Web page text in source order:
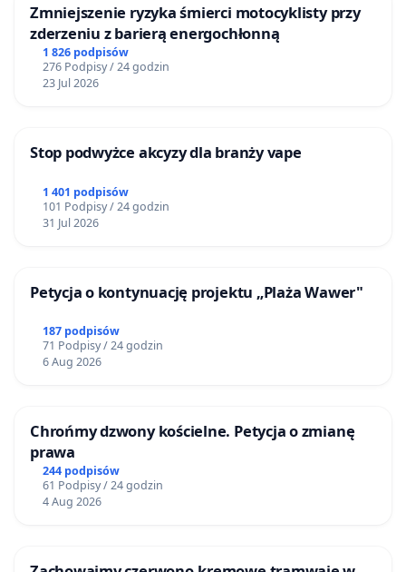
Zmniejszenie ryzyka śmierci motocyklisty przy
zderzeniu z barierą energochłonną
1 826 podpisów
276 Podpisy / 24 godzin
23 Jul 2026
Stop podwyżce akcyzy dla branży vape
1 401 podpisów
101 Podpisy / 24 godzin
31 Jul 2026
Petycja o kontynuację projektu „Plaża Wawer"
187 podpisów
71 Podpisy / 24 godzin
6 Aug 2026
Chrońmy dzwony kościelne. Petycja o zmianę
prawa
244 podpisów
61 Podpisy / 24 godzin
4 Aug 2026